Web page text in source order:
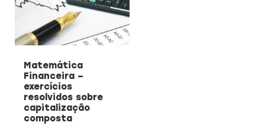
Matemática
Financeira –
exercícios
resolvidos sobre
capitalização
composta